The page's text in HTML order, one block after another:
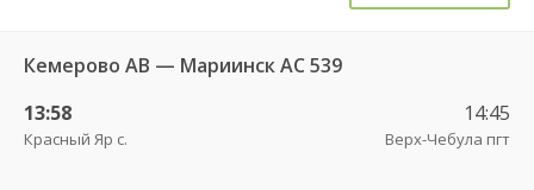
Кемерово АВ — Мариинск АС 539
13:58
Красный Яр с.
14:45
Верх-Чебула пгт